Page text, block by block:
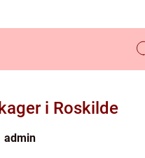
kager i Roskilde
admin